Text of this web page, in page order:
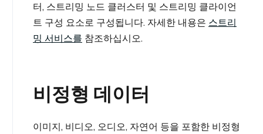
터, 스트리밍 노드 클러스터 및 스트리밍 클라이언
트 구성 요소로 구성됩니다. 자세한 내용은 스트리
밍 서비스를 참조하십시오.
비정형 데이터
이미지, 비디오, 오디오, 자연어 등을 포함한 비정형